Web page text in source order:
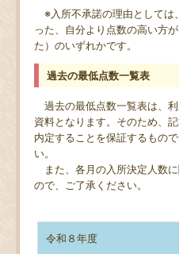
※入所不承諾の理由としては
った、自分より点数の高い方
た）のいずれかです。
過去の最低点数一覧表
過去の最低点数一覧表は、
資料となります。そのため、
内定することを保証するもの
い。
また、各月の入所決定人数
ので、ご了承ください。
令和８年度